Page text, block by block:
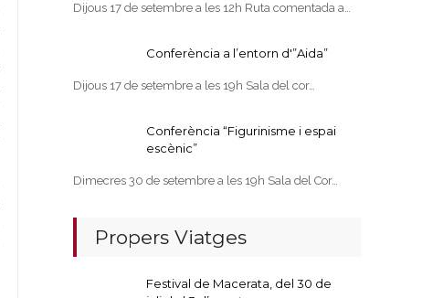
Dijous 17 de setembre a les 12h Ruta comentada a…
Conferència a l’entorn d'”Aida”
Dijous 17 de setembre a les 19h Sala del cor…
Conferència “Figurinisme i espai
escènic”
Dimecres 30 de setembre a les 19h Sala del Cor…
Propers Viatges
Festival de Macerata, del 30 de